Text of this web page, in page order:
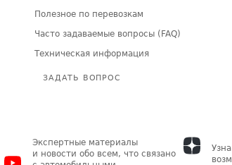
Полезное по перевозкам
Часто задаваемые вопросы (FAQ)
Техническая информация
ЗАДАТЬ ВОПРОС
Экспертные материалы
и новости обо всем, что связано